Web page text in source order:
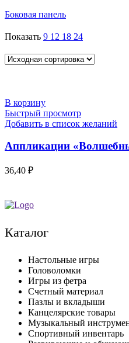
Боковая панель
Показать 9 12 18 24
В корзину
Быстрый просмотр
Добавить в список желаний
Аппликации
36,40 ₽
Каталог
Настольные игры
Головоломки
Игры из фетра
Счетный материал
Пазлы и вкладыши
Канцелярские товары
Музыкальный
Спортивный инвентарь